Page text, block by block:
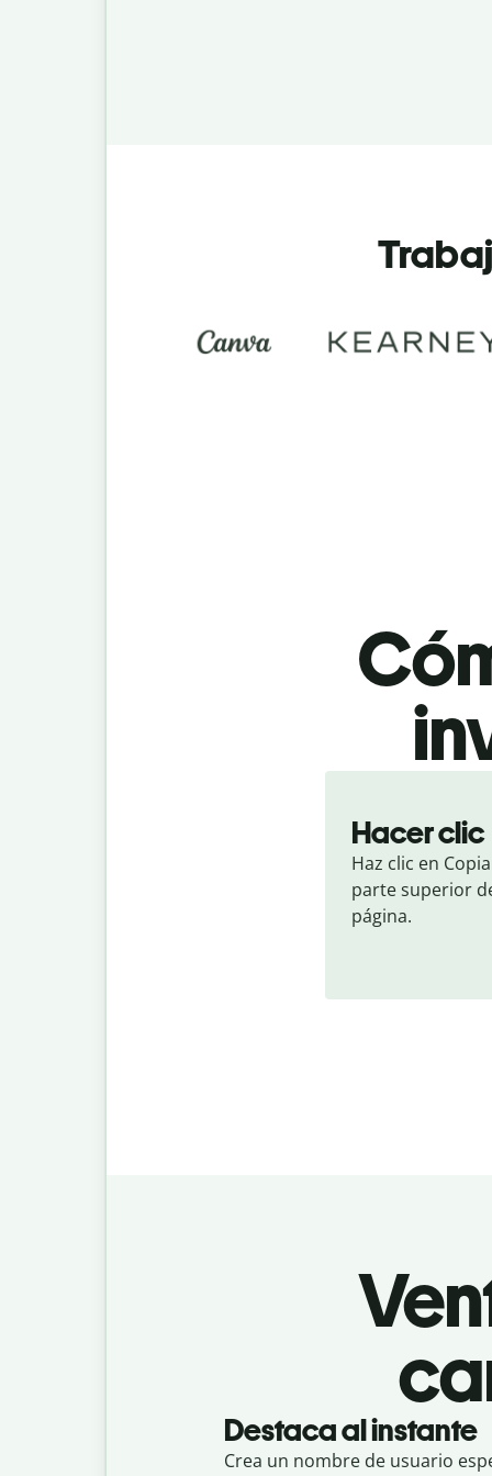
Hacer clic
Haz clic en
parte superior
página.
Destaca al instante
Crea un nombre de usuario